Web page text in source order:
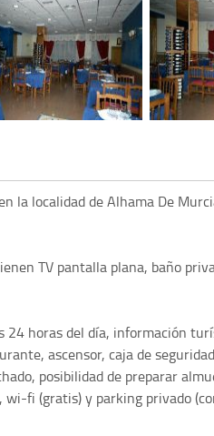
la localidad de Alhama De
TV pantalla plana, baño
24 horas del día, información
ascensor, caja de
posibilidad de preparar
fi (gratis) y parking privado